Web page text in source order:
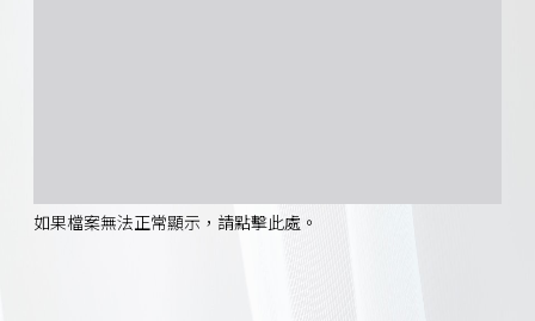
如果檔案無法正常顯示，請點擊此處。